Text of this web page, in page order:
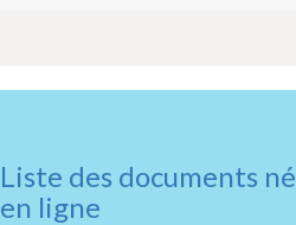
Liste des documents
en ligne